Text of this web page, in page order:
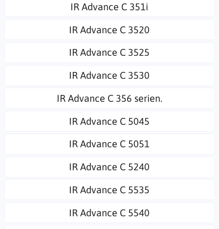
IR Advance C 351i
IR Advance C 3520
IR Advance C 3525
IR Advance C 3530
IR Advance C 356 serien.
IR Advance C 5045
IR Advance C 5051
IR Advance C 5240
IR Advance C 5535
IR Advance C 5540